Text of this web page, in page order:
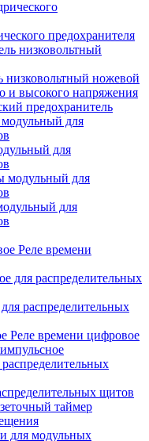
предохранителя
низковольтный ножевой
и высокого напряжения
предохранитель
для
для
Реле времени
распределительных
Реле времени цифровое
щитов
таймер